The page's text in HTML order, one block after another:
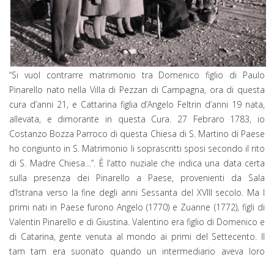
“Si vuol contrarre matrimonio tra Domenico figlio di Paulo
Pinarello nato nella Villa di Pezzan di Campagna, ora di questa
cura d’anni 21, e Cattarina figlia d’Angelo Feltrin d’anni 19 nata,
allevata, e dimorante in questa Cura. 27 Febraro 1783, io
Costanzo Bozza Parroco di questa Chiesa di S. Martino di Paese
ho congiunto in S. Matrimonio li soprascritti sposi secondo il rito
di S. Madre Chiesa…”. È l’atto nuziale che indica una data certa
sulla presenza dei Pinarello a Paese, provenienti da Sala
d’Istrana verso la fine degli anni Sessanta del XVIII secolo. Ma I
primi nati in Paese furono Angelo (1770) e Zuanne (1772), figli di
Valentin Pinarello e di Giustina. Valentino era figlio di Domenico e
di Catarina, gente venuta al mondo ai primi del Settecento. Il
tam tam era suonato quando un intermediario aveva loro